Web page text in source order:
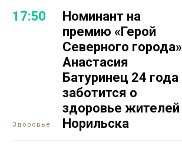
17:50
Здоровье
Номинант на
премию «Герой
Северного города»
Анастасия
Батуринец 24 года
заботится о
здоровье жителей
Норильска